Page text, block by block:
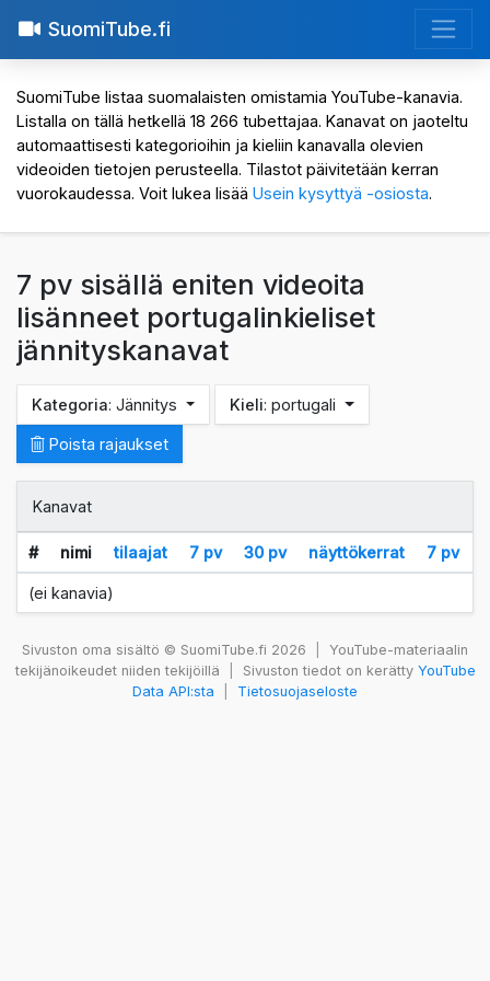
SuomiTube.fi
SuomiTube listaa suomalaisten omistamia YouTube-kanavia.
Listalla on tällä hetkellä 18 266 tubettajaa. Kanavat on jaoteltu
automaattisesti kategorioihin ja kieliin kanavalla olevien
videoiden tietojen perusteella. Tilastot päivitetään kerran
vuorokaudessa. Voit lukea lisää Usein kysyttyä -osiosta.
7 pv sisällä eniten videoita
lisänneet portugalinkieliset
jännityskanavat
Kategoria: Jännitys Kieli: portugali
Poista rajaukset
Kanavat
# nimi tilaajat 7 pv 30 pv näyttökerrat 7 pv
(ei kanavia)
Sivuston oma sisältö © SuomiTube.fi 2026
YouTube-materiaalin
tekijänoikeudet niiden tekijöillä
Sivuston tiedot on kerätty YouTube
Data API:sta
Tietosuojaseloste